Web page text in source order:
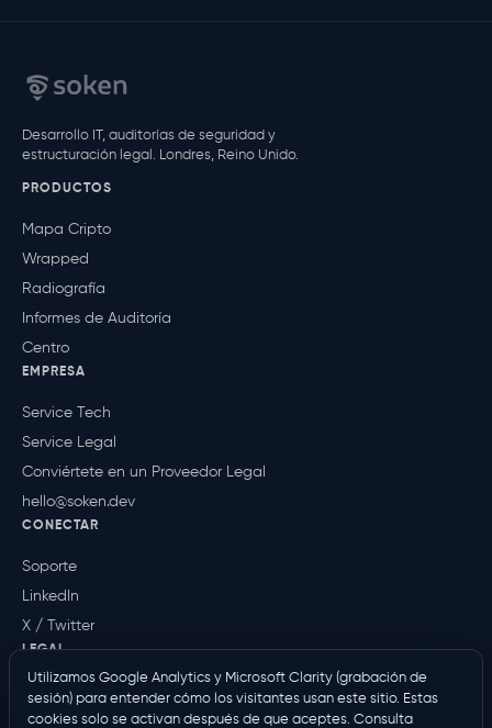
Desarrollo IT, auditorías de seguridad y
estructuración legal. Londres, Reino Unido.
PRODUCTOS
Mapa Cripto
Wrapped
Radiografía
Informes de Auditoría
Centro
EMPRESA
Service Tech
Service Legal
Conviértete en un Proveedor Legal
hello@soken.dev
CONECTAR
Soporte
LinkedIn
X / Twitter
LEGAL
Política de Privacidad
Términos
Utilizamos Google Analytics y Microsoft Clarity (grabación de
sesión) para entender cómo los visitantes usan este sitio. Estas
cookies solo se activan después de que aceptes. Consulta